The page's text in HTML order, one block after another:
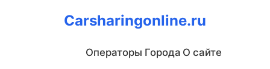
Carsharingonline.ru
Операторы Города О сайте